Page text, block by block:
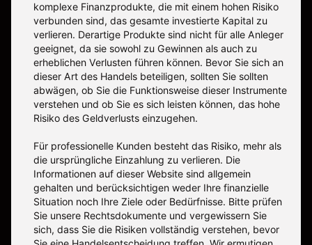
komplexe Finanzprodukte, die mit einem hohen Risiko
verbunden sind, das gesamte investierte Kapital zu
verlieren. Derartige Produkte sind nicht für alle Anleger
geeignet, da sie sowohl zu Gewinnen als auch zu
erheblichen Verlusten führen können. Bevor Sie sich an
dieser Art des Handels beteiligen, sollten Sie sollten
abwägen, ob Sie die Funktionsweise dieser Instrumente
verstehen und ob Sie es sich leisten können, das hohe
Risiko des Geldverlusts einzugehen.
Für professionelle Kunden besteht das Risiko, mehr als
die ursprüngliche Einzahlung zu verlieren. Die
Informationen auf dieser Website sind allgemein
gehalten und berücksichtigen weder Ihre finanzielle
Situation noch Ihre Ziele oder Bedürfnisse. Bitte prüfen
Sie unsere Rechtsdokumente und vergewissern Sie
sich, dass Sie die Risiken vollständig verstehen, bevor